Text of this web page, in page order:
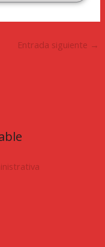
Entrada siguiente →